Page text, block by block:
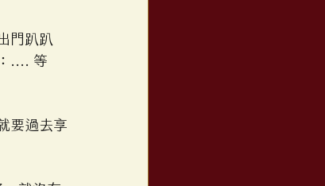
門趴趴
.... 等
要過去享